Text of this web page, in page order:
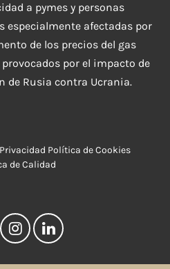
a pymes y personas
especialmente afectadas por
de los precios del gas
por el impacto de
de Rusia contra Ucrania.
Política de Cookies
de Calidad